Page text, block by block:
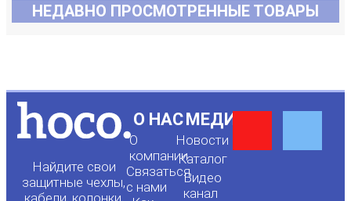
НЕДАВНО ПРОСМОТРЕННЫЕ ТОВАРЫ
Найдите свои
защитные чехлы,
кабели, колонки,
О НАС
О
компании
Связаться
с нами
МЕДИА
Новости
Каталог
Видео
канал